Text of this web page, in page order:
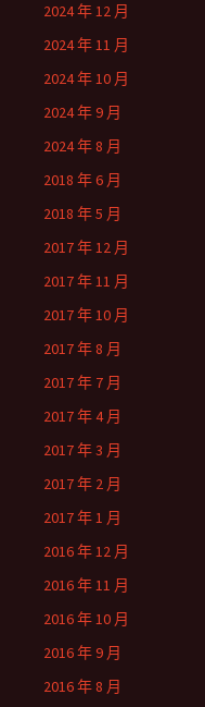
2024 年 12 月
2024 年 11 月
2024 年 10 月
2024 年 9 月
2024 年 8 月
2018 年 6 月
2018 年 5 月
2017 年 12 月
2017 年 11 月
2017 年 10 月
2017 年 8 月
2017 年 7 月
2017 年 4 月
2017 年 3 月
2017 年 2 月
2017 年 1 月
2016 年 12 月
2016 年 11 月
2016 年 10 月
2016 年 9 月
2016 年 8 月